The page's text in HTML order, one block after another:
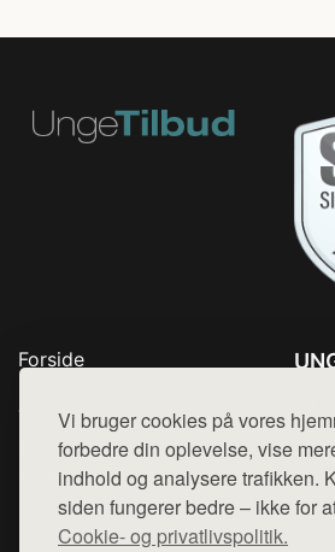
Vi bruger cookies på vores
forbedre din oplevelse, vise
indhold og analysere trafikken.
siden fungerer bedre – ikke for
Cookie- og privatlivspolitik.
Forside
Top Rabatter
Blog
Kontakt